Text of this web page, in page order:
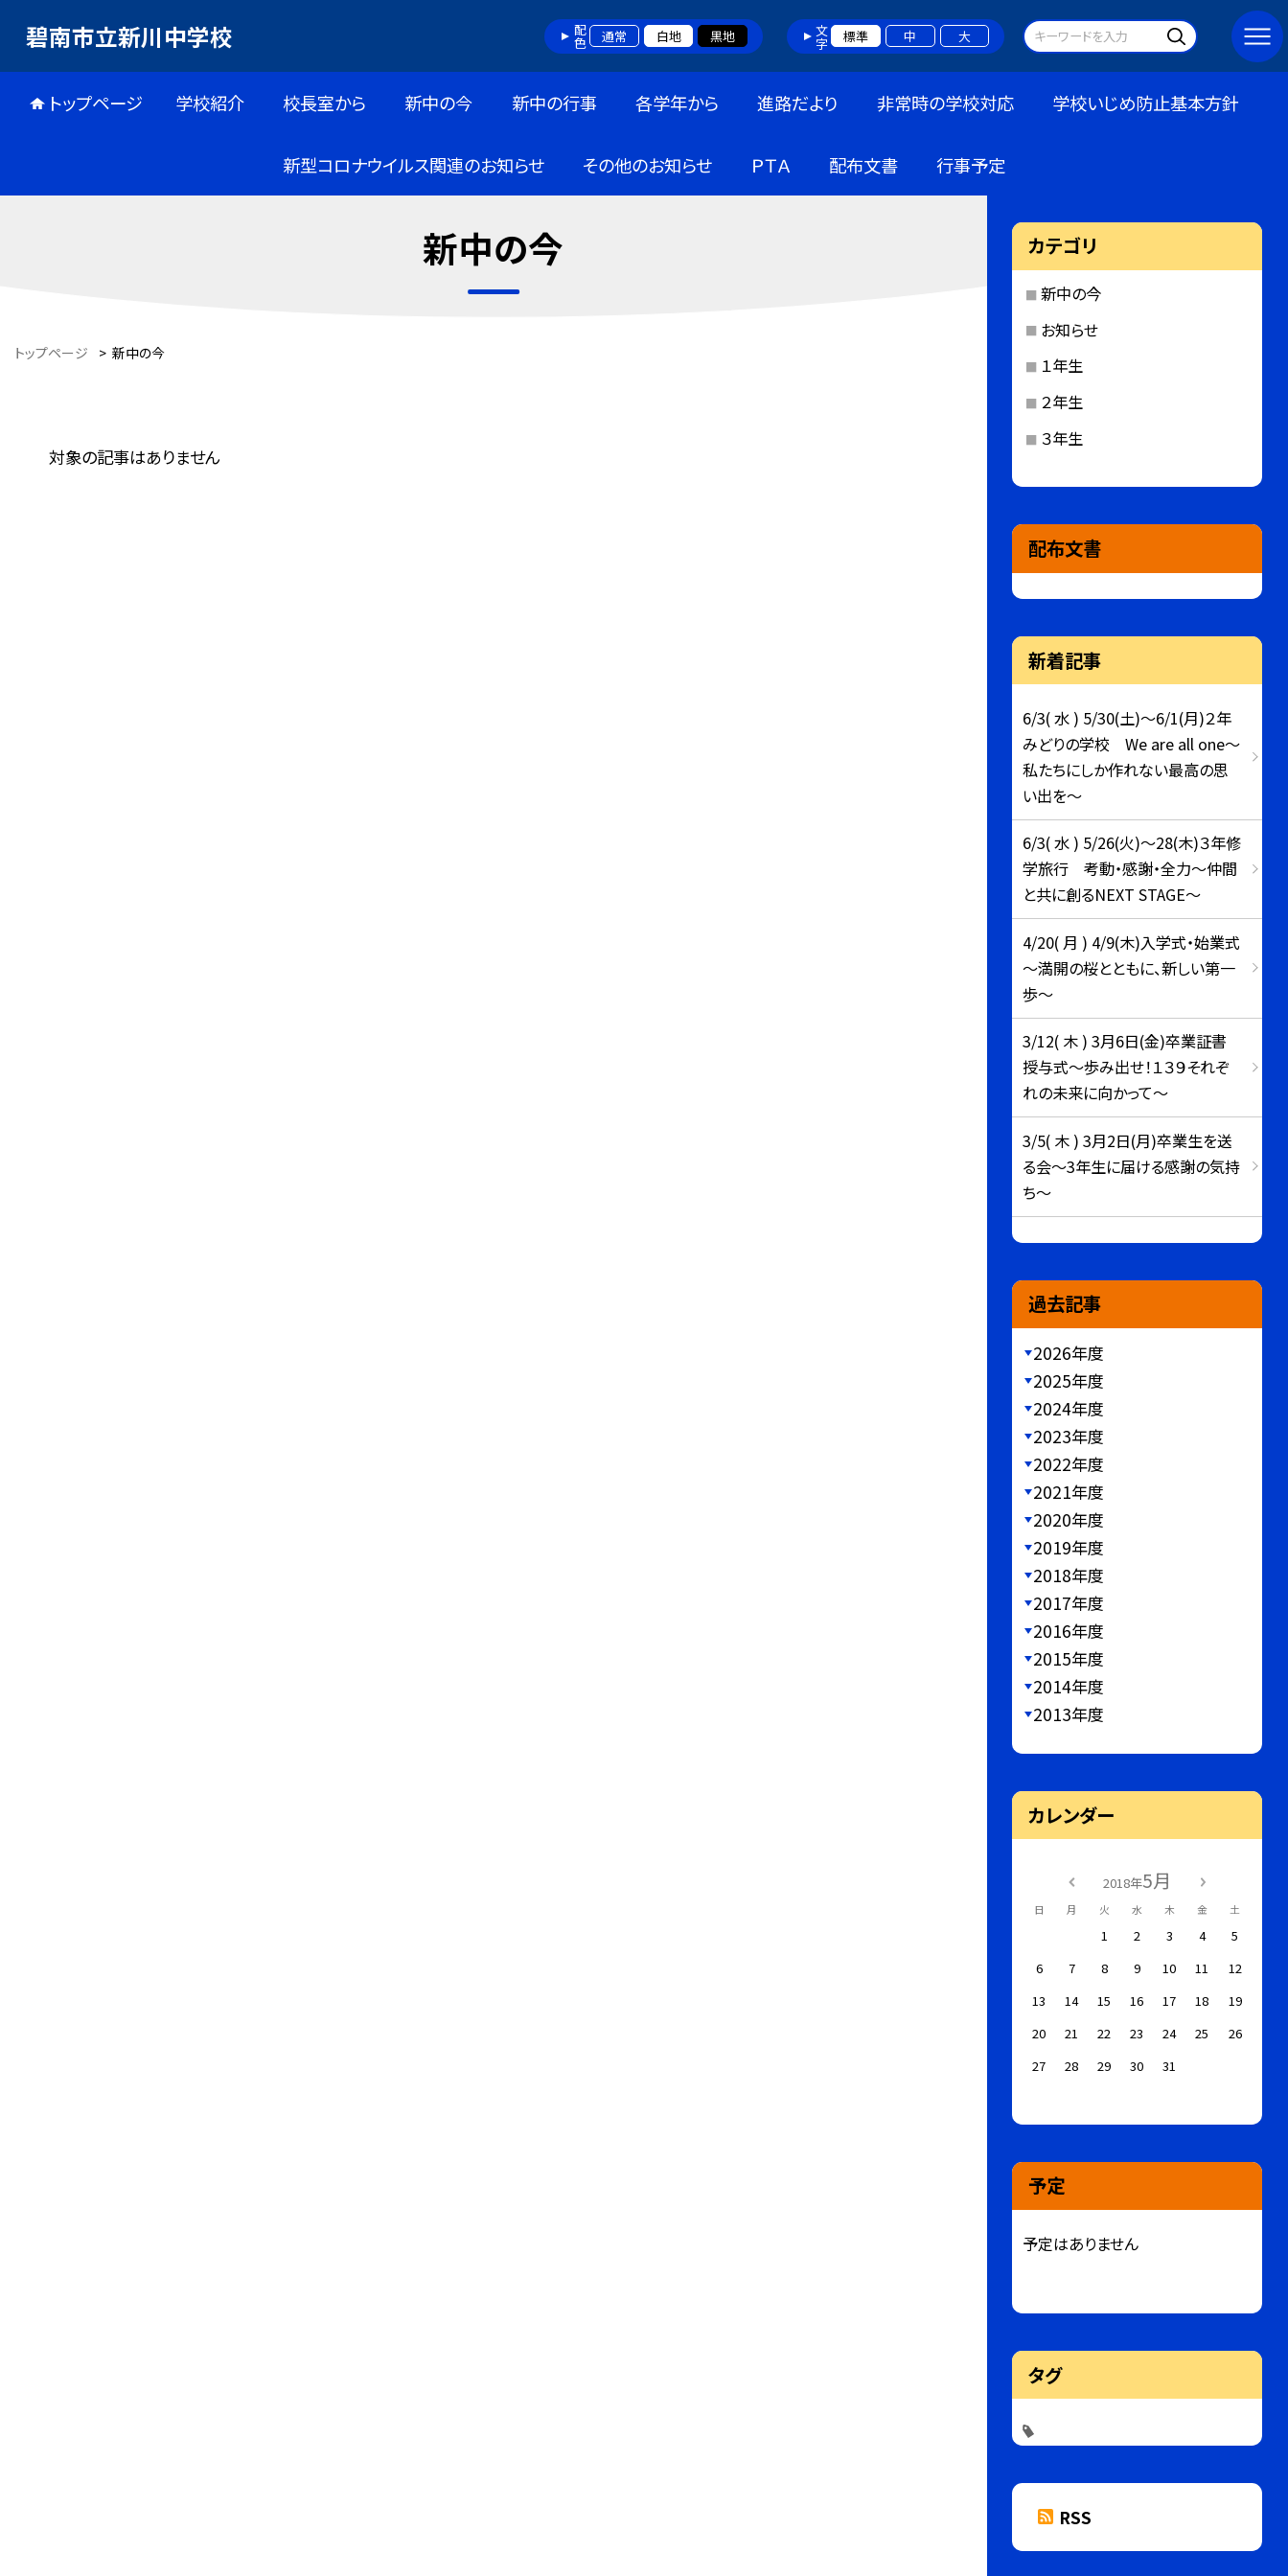
碧南市立新川中学校 配色 通常 白地 黒地 文字 標準 中 大
トップページ 学校紹介 校長室から 新中の今 新中の行事 各学年から 進路だより 非常時の学校対応 学校いじめ防止基本方針
新型コロナウイルス関連のお知らせ その他のお知らせ ＰＴＡ 配布文書 行事予定
新中の今
トップページ > 新中の今
対象の記事はありません
カテゴリ
新中の今
お知らせ
１年生
２年生
３年生
配布文書
新着記事
6/3( 水 ) 5/30(土)～6/1(月)２年
みどりの学校 We are all one～
私たちにしか作れない最高の思
い出を～
6/3( 水 ) 5/26(火)～28(木)３年修
学旅行 考動・感謝・全力～仲間
と共に創るNEXT STAGE～
4/20( 月 ) 4/9(木)入学式・始業式
～満開の桜とともに、新しい第一
歩～
3/12( 木 ) 3月6日(金)卒業証書
授与式～歩み出せ！１３９それぞ
れの未来に向かって～
3/5( 木 ) 3月2日(月)卒業生を送
る会～3年生に届ける感謝の気持
ち～
過去記事
2026年度
2025年度
2024年度
2023年度
2022年度
2021年度
2020年度
2019年度
2018年度
2017年度
2016年度
2015年度
2014年度
2013年度
カレンダー
2018年5月
日 月 火 水 木 金 土
1 2 3 4
5
6
7 8 9 10 11
12
13
14 15 16 17 18
19
20
21 22 23 24 25
26
27
28 29 30 31
予定
予定はありません
タグ
RSS